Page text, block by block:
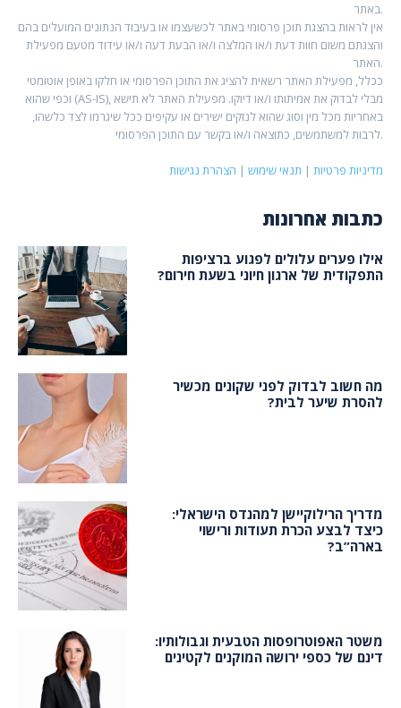
באתר.
אין לראות בהצגת תוכן פרסומי באתר לכשעצמו או בעיבוד הנתונים המועלים בהם
והצגתם משום חוות דעת ו/או המלצה ו/או הבעת דעה ו/או עידוד מטעם מפעילת
האתר.
ככלל, מפעילת האתר רשאית להציג את התוכן הפרסומי או חלקו באופן אוטומטי
וכפי שהוא (AS-IS), מבלי לבדוק את אמיתותו ו/או דיוקו. מפעילת האתר לא תישא
באחריות מכל מין וסוג שהוא לנזקים ישירים או עקיפים ככל שיגרמו לצד כלשהו,
לרבות למשתמשים, כתוצאה ו/או בקשר עם התוכן הפרסומי.
מדיניות פרטיות | תנאי שימוש | הצהרת נגישות
כתבות אחרונות
אילו פערים עלולים לפגוע ברציפות
התפקודית של ארגון חיוני בשעת חירום?
מה חשוב לבדוק לפני שקונים מכשיר
להסרת שיער לבית?
מדריך הרילוקיישן למהנדס הישראלי:
כיצד לבצע הכרת תעודות ורישוי
בארה”ב?
משטר האפוטרופסות הטבעית וגבולותיו:
דינם של כספי ירושה המוקנים לקטינים